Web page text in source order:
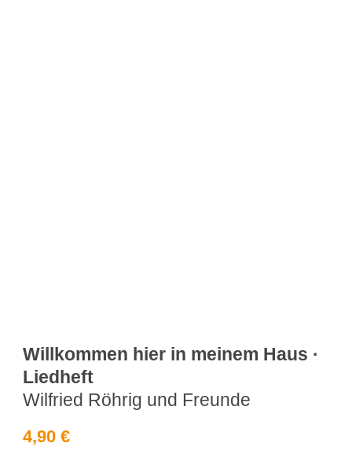
Willkommen hier in meinem Haus ·
Liedheft
Wilfried Röhrig und Freunde
4,90 €